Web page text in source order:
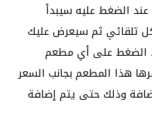
الضغط عليه سيبدأ
تلقائي ثم سيعرض عليك
الضغط على أي مطعم
هذا المطعم بجانب السعر
وذلك حتى يتم إضافة